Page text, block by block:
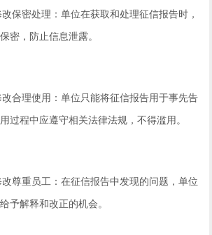
保密处理：单位在获取和处理征信报告时，
密，防止信息泄露。
合理使用：单位只能将征信报告用于事先告
过程中应遵守相关法律法规，不得滥用。
尊重员工：在征信报告中发现的问题，单位
予解释和改正的机会。